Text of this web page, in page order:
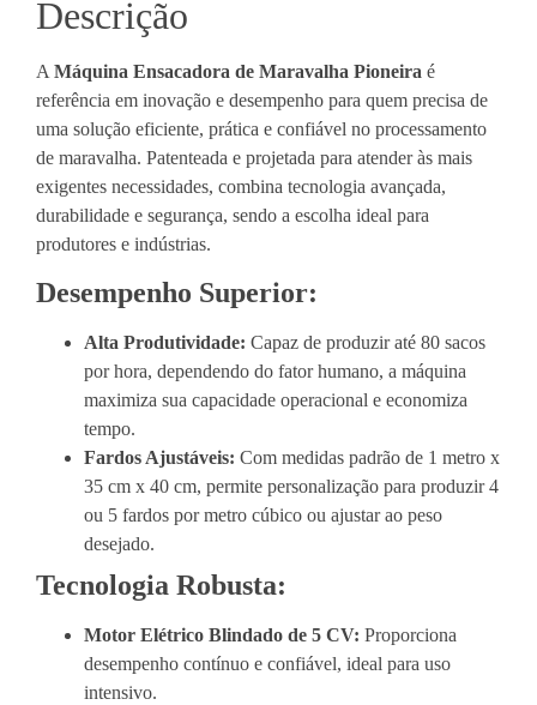
Descrição
A Máquina Ensacadora de Maravalha Pioneira é
referência em inovação e desempenho para quem precisa de
uma solução eficiente, prática e confiável no processamento
de maravalha. Patenteada e projetada para atender às mais
exigentes necessidades, combina tecnologia avançada,
durabilidade e segurança, sendo a escolha ideal para
produtores e indústrias.
Desempenho Superior:
Alta Produtividade: Capaz de produzir até 80 sacos
por hora, dependendo do fator humano, a máquina
maximiza sua capacidade operacional e economiza
tempo.
Fardos Ajustáveis: Com medidas padrão de 1 metro x
35 cm x 40 cm, permite personalização para produzir 4
ou 5 fardos por metro cúbico ou ajustar ao peso
desejado.
Tecnologia Robusta:
Motor Elétrico Blindado de 5 CV: Proporciona
desempenho contínuo e confiável, ideal para uso
intensivo.